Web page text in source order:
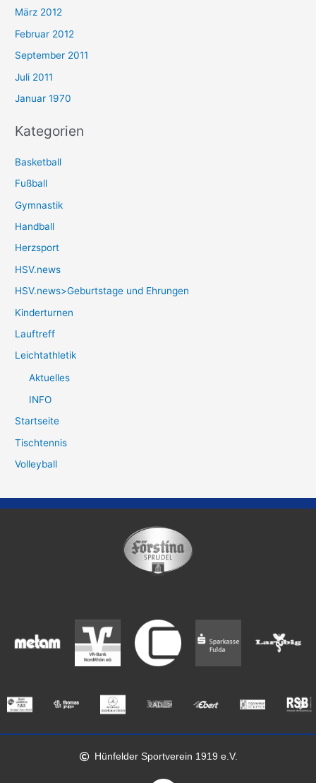
März 2012
Februar 2012
September 2011
Juli 2011
Januar 1970
Kategorien
Basketball
Fußball
Gymnastik
Handball
Herzsport
HSV.news
HSV.news>Geburtstage und Ehrungen
Kinderturnen
Lauftreff
Leichtathletik
Aktuelles
INFO
Startseite
Tischtennis
Volleyball
Hünfelder Sportverein 1919 e.V.